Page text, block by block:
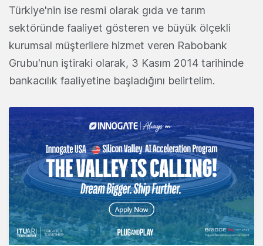
Türkiye'nin ise resmi olarak gıda ve tarım
sektöründe faaliyet gösteren ve büyük ölçekli
kurumsal müşterilere hizmet veren Rabobank
Grubu'nun iştiraki olarak, 3 Kasım 2014 tarihinde
bankacılık faaliyetine başladığını belirtelim.